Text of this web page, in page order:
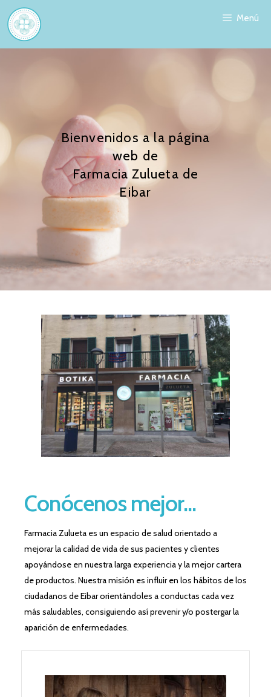
Menú
Bienvenidos a la página
web de
Farmacia Zulueta de
Eibar
Conócenos mejor...
Farmacia Zulueta es un espacio de salud orientado a
mejorar la calidad de vida de sus pacientes y clientes
apoyándose en nuestra larga experiencia y la mejor cartera
de productos. Nuestra misión es influir en los hábitos de los
ciudadanos de Eibar orientándoles a conductas cada vez
más saludables, consiguiendo así prevenir y/o postergar la
aparición de enfermedades.